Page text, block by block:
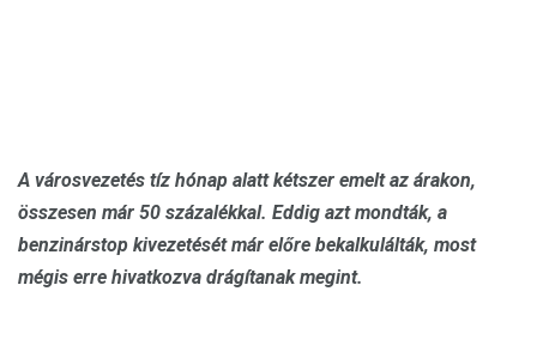
A városvezetés tíz hónap alatt kétszer emelt az árakon,
összesen már 50 százalékkal. Eddig azt mondták, a
benzinárstop kivezetését már előre bekalkulálták, most
mégis erre hivatkozva drágítanak megint.